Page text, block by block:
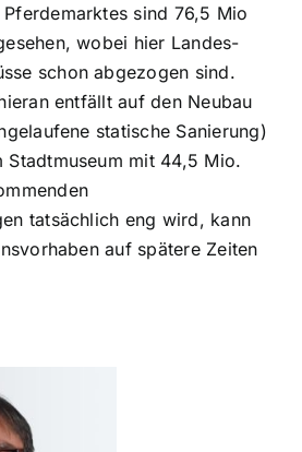
sind 76,5 Mio
wobei hier Landes-
schon abgezogen sind.
entfällt auf den Neubau
statische Sanierung)
Stadtmuseum mit 44,5 Mio.
tatsächlich eng wird, kann
auf spätere Zeiten